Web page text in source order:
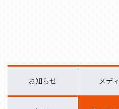
お知らせ メデ